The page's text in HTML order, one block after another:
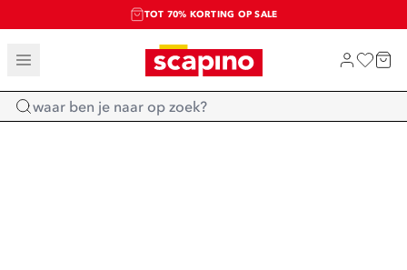
TOT 70% KORTING OP SALE
SALE: LAATSTE KANS!
SHOP NIEUW
Home